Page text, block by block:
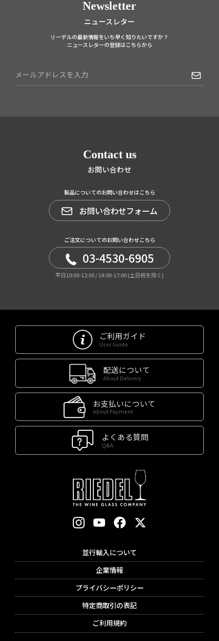
Newsletter
ニュースレター
リーデルの最新情報をいち早く知りたいですか？
ニュースレターの登録はこちらから
Contact us
お問い合わせ
製品についてのお問い合わせはこちら
お問い合わせフォーム
ご注文についてのお問い合わせこちら
03-4530-6905
平日10:00-12:00 / 14:00-17:00 (土日祝を除く)
ご利用ガイド
User Guide
配送について
About Delivery
お支払いについて
About Payment
よくある質問
Q&A
並行輸入について
企業情報
プライバシーポリシー
特定商取引の表記
ご利用規約